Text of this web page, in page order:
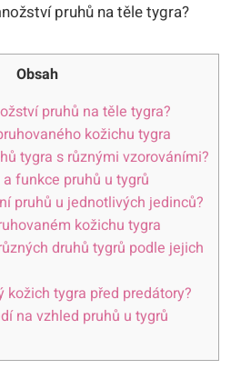
Obsah
pruhů na těle tygra?
kožichu tygra
tygra s různými vzorováními?
funkce pruhů u tygrů
pruhů u jednotlivých jedinců?
kožichu tygra
druhů tygrů podle jejich
kožich tygra před predátory?
na vzhled pruhů u tygrů